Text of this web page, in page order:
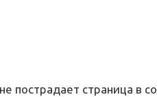
страница в